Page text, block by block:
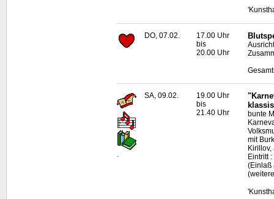
DO, 07.02.
17.00 Uhr
bis
20.00 Uhr
.
SA, 09.02.
19.00 Uhr
bis
21.40 Uhr
bunte
mit
Eintritt
(Einlaß